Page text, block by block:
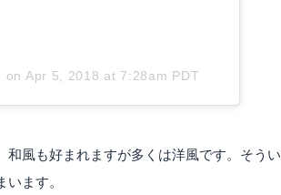
on Apr 5, 2018 at 7:28am PDT
風も好まれますが多くは洋風です。そうい
ます。